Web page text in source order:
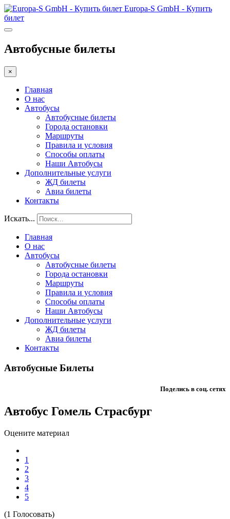
Europa-S GmbH - Купить
билет
Автобусные билеты
×
Главная
О нас
Автобусы
Автобусные билеты
Города остановки
Маршруты
Правила и условия
Способы оплаты
Наши Автобусы
Дополнительные услуги
ЖД билеты
Авиа билеты
Контакты
Искать...
Главная
О нас
Автобусы
Автобусные билеты
Города остановки
Маршруты
Правила и условия
Способы оплаты
Наши Автобусы
Дополнительные услуги
ЖД билеты
Авиа билеты
Контакты
Автобусные Билеты
Поделись в соц. сетях
Автобус Гомель Страсбург
Оцените материал
1
2
3
4
5
(1 Голосовать)